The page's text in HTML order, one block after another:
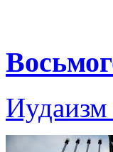
Иудаизм